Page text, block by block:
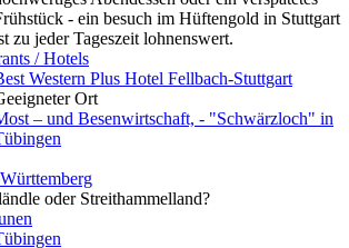
- ein besuch im Hüftengold in Stuttgart
zu jeder Tageszeit lohnenswert.
/ Hotels
Western Plus Hotel Fellbach-Stuttgart
Ort
– und Besenwirtschaft, - "Schwärzloch" in
oder Streithammelland?